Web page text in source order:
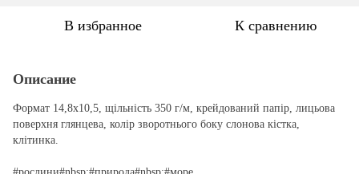
В избранное К сравнению
Описание
Формат 14,8х10,5, щільність 350 г/м, крейдований папір, лицьова
поверхня глянцева, колір зворотнього боку слонова кістка,
клітинка.